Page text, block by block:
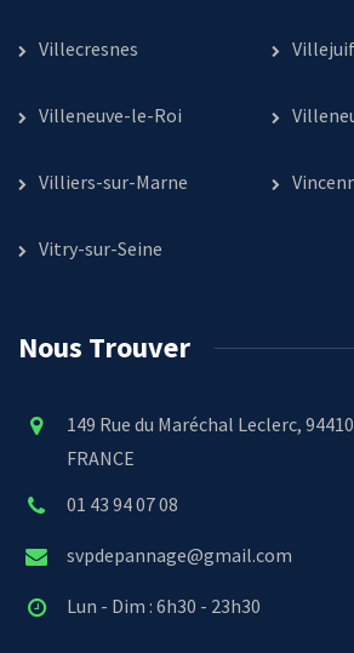
Villecresnes Villejuif
Villeneuve-le-Roi
Villiers-sur-Marne
Vitry-sur-Seine
Nous Trouver
149 Rue du Maréchal Leclerc,
FRANCE
01 43 94 07 08
svpdepannage@gmail.com
Lun - Dim : 6h30 - 23h30